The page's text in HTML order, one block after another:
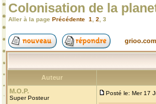
Colonisation de la
Aller à la page Précédente 1 2 3
Auteur
M.O.P.
Super Posteur
Posté le: Mer 17